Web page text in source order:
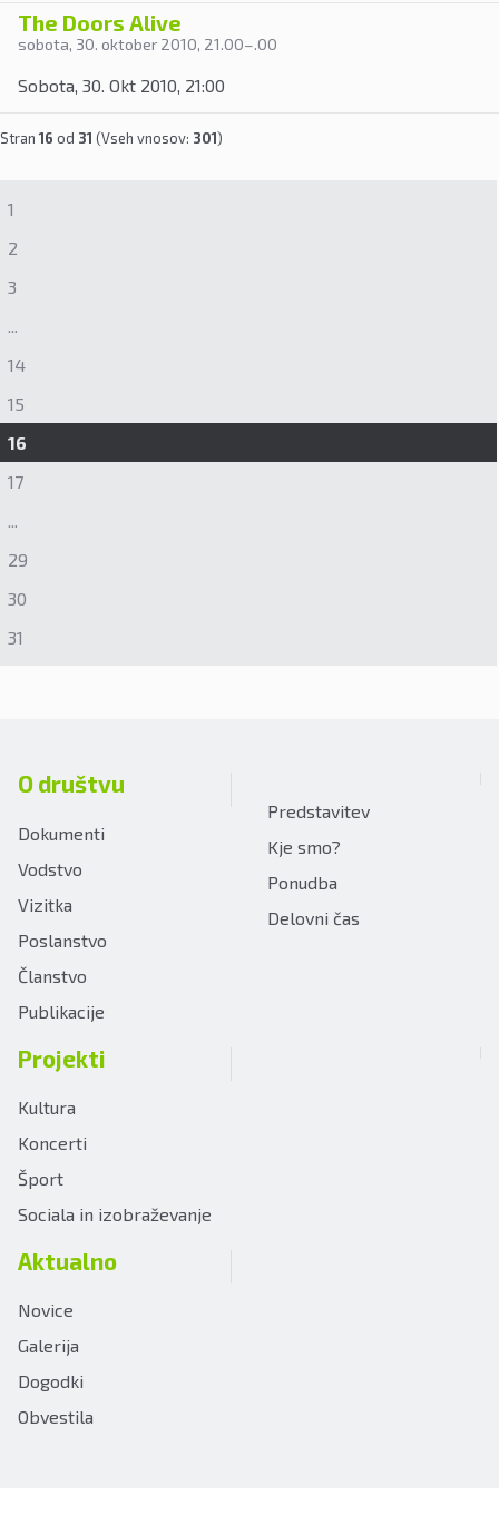
The Doors Alive
sobota, 30. oktober 2010, 21.00–.00
Sobota, 30. Okt 2010, 21:00
Stran16 od 31 (Vseh vnosov: 301)
1
2
3
...
14
15
16
17
...
29
30
31
O društvu
Dokumenti
Vodstvo
Vizitka
Poslanstvo
Članstvo
Publikacije
Predstavitev
Kje smo?
Ponudba
Delovni čas
Projekti
Kultura
Koncerti
Šport
Sociala in izobraževanje
Aktualno
Novice
Galerija
Dogodki
Obvestila